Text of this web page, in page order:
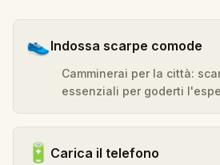
👟Indossa scarpe comode
Camminerai per la città:
essenziali per goderti
🔋 Carica il telefono